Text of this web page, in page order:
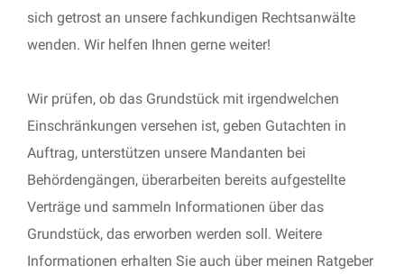
sich getrost an unsere fachkundigen Rechtsanwälte
wenden. Wir helfen Ihnen gerne weiter!
Wir prüfen, ob das Grundstück mit irgendwelchen
Einschränkungen versehen ist, geben Gutachten in
Auftrag, unterstützen unsere Mandanten bei
Behördengängen, überarbeiten bereits aufgestellte
Verträge und sammeln Informationen über das
Grundstück, das erworben werden soll. Weitere
Informationen erhalten Sie auch über meinen Ratgeber